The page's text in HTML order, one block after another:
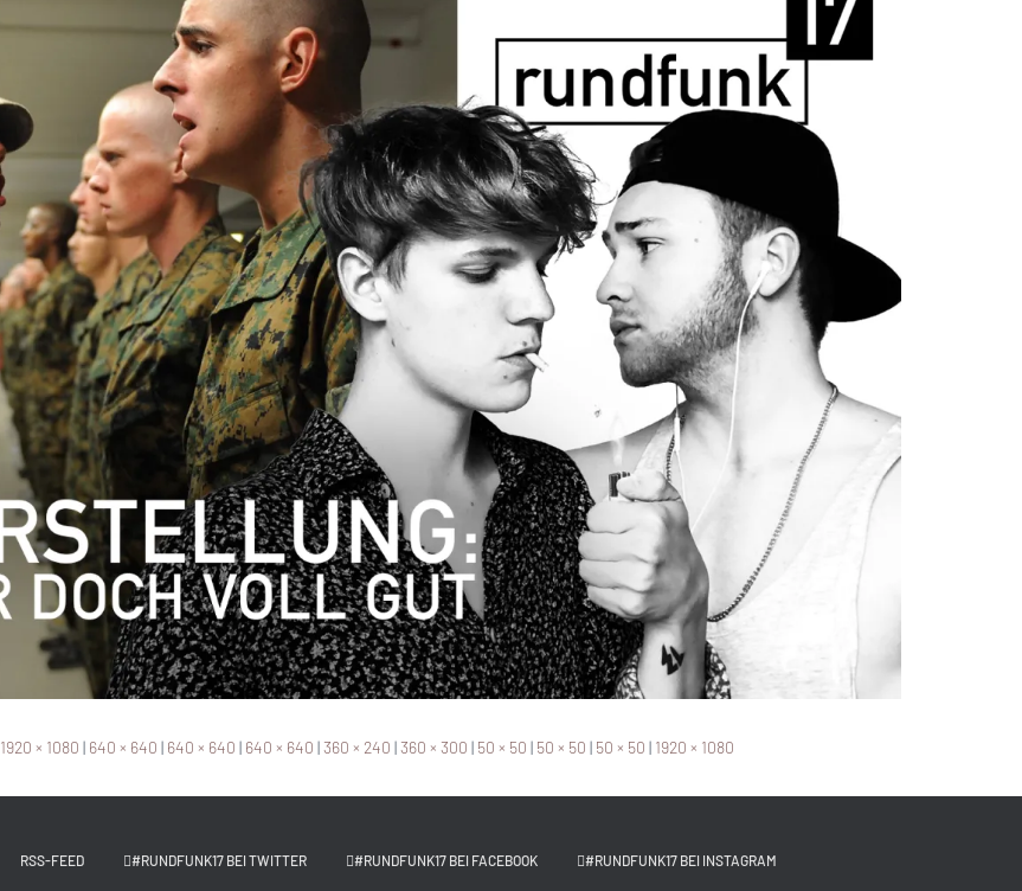
1920 × 1080 | 640 × 640 | 640 × 640 | 640 × 640 |360 × 240 |360 × 300 | 50 × 50 | 50 × 50 | 50 × 50 | 1920 × 1080
RSS-FEED #RUNDFUNK17 BEI TWITTER #RUNDFUNK17 BEI FACEBOOK #RUNDFUNK17 BEI INSTAGRAM